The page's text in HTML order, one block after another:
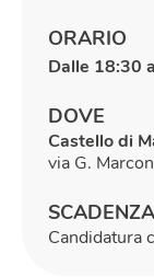
ORARIO
Dalle 18:30
DOVE
Castello di
via G.
Candidatura